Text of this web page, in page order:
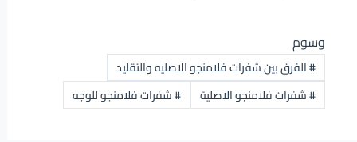
وسوم
#الفرق بين شفرات فلامنجو الاصليه والتقليد
#شفرات فلامنجو الاصلية #شفرات فلامنجو للوجه